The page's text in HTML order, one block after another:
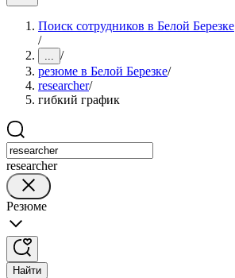
Поиск сотрудников в Белой Березке
/
... /
резюме в Белой Березке/
researcher/
гибкий график
researcher
Резюме
Найти